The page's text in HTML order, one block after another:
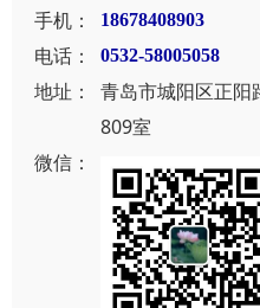
手机：
18678408903
电话： 0532-58005058
地址：
青岛市城阳区正阳
809室
微信：